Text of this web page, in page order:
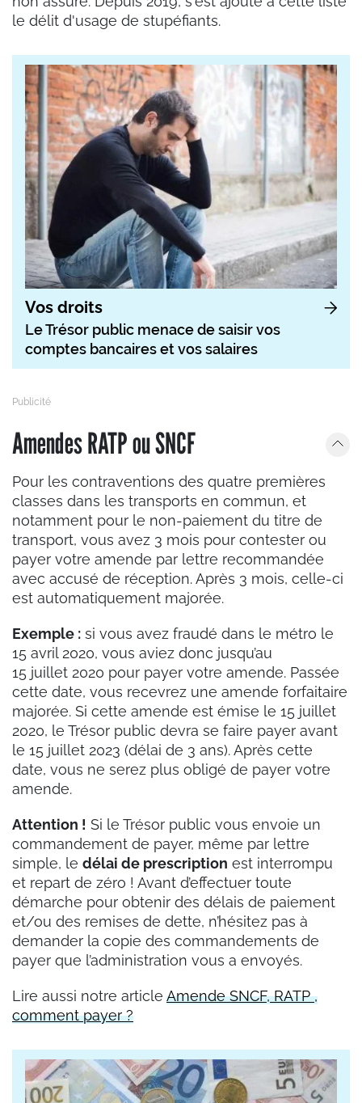
le délit d'usage de stupéfiants.
Vos droits
Le Trésor public menace de saisir vos
comptes bancaires et vos salaires
Amendes RATP ou SNCF
Pour les contraventions des quatre premières
classes dans les transports en commun, et
notamment pour le non-paiement du titre de
transport, vous avez 3 mois pour contester ou
payer votre amende par lettre recommandée
avec accusé de réception. Après 3 mois, celle-ci
est automatiquement majorée.
Exemple : si vous avez fraudé dans le métro le
15 avril 2020, vous aviez donc jusqu’au
15 juillet 2020 pour payer votre amende. Passée
cette date, vous recevrez une amende forfaitaire
majorée. Si cette amende est émise le 15 juillet
2020, le Trésor public devra se faire payer avant
le 15 juillet 2023 (délai de 3 ans). Après cette
date, vous ne serez plus obligé de payer votre
amende.
Attention ! Si le Trésor public vous envoie un
commandement de payer, même par lettre
simple, le délai de prescription est interrompu
et repart de zéro ! Avant d’effectuer toute
démarche pour obtenir des délais de paiement
et/ou des remises de dette, n’hésitez pas à
demander la copie des commandements de
payer que l’administration vous a envoyés.
Lire aussi notre article Amende SNCF, RATP ,
comment payer ?